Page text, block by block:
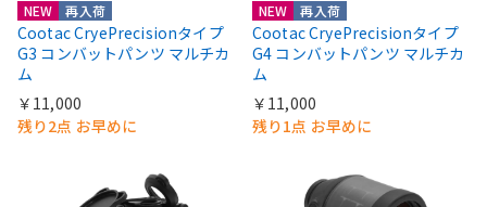
NEW 再入荷
Cootac CryePrecisionタイプ
G3 コンバットパンツ マルチカ
ム
￥11,000
残り2点 お早めに
NEW 再入荷
Cootac CryePrecisionタイプ
G4 コンバットパンツ マルチカ
ム
￥11,000
残り1点 お早めに